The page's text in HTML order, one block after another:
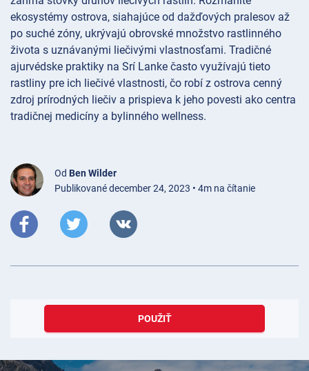
ekosystémy ostrova, siahajúce od dažďových pralesov až
po suché zóny, ukrývajú obrovské množstvo rastlinného
života s uznávanými liečivými vlastnosťami. Tradičné
ajurvédske praktiky na Srí Lanke často využívajú tieto
rastliny pre ich liečivé vlastnosti, čo robí z ostrova cenný
zdroj prírodných liečiv a prispieva k jeho povesti ako centra
tradičnej medicíny a bylinného wellness.
Od Ben Wilder
Publikované december 24, 2023 • 4m na čítanie
POUŽIŤ